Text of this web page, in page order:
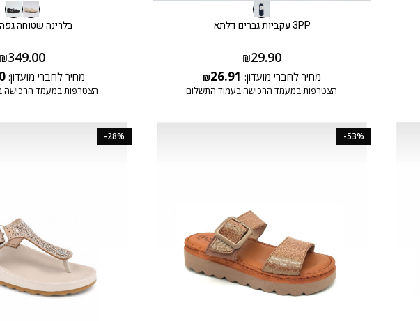
3PP עקביות גברים דלתא
₪29.90
מחיר לחברי מועדון: ₪26.91
הצטרפות במעמד הרכישה בעמוד התשלום
בלרינה שטוחה
₪349.00
מחיר לחברי מועדון:
הצטרפות במעמד הרכישה
-53%
-28%